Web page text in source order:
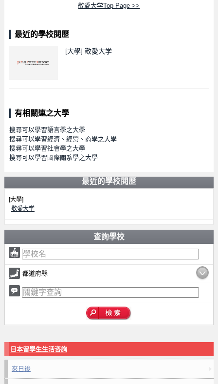
敬愛大学Top Page >>
最近的學校閱歷
[大學] 敬愛大学
有相關連之大學
搜尋可以學習語言學之大學
搜尋可以學習經濟、經營、商學之大學
搜尋可以學習社會學之大學
搜尋可以學習國際關系學之大學
最近的學校閱歷
[大學]
敬愛大学
查詢學校
都道府縣
日本留學生生活咨詢
來日後